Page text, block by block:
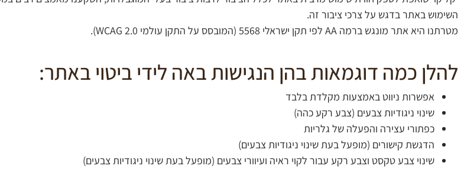
השימוש באתר בדגש על צרכי ציבור זה.
מטרתנו היא אתר מונגש ברמה AA לפי תקן ישראלי 5568 (המובסס על התקן עולמי WCAG 2.0).
להלן כמה דוגמאות בהן הנגישות באה לידי ביטוי באתר:
אפשרות ניווט באמצעות מקלדת בלבד
שינוי ניגודיות צבעים (צבע רקע כהה)
כפתורי עצירה והפעלה של גלריות
הדגשת קישורים (מופעל בעת שינוי ניגודיות צבעים)
שינוי צבע טקסט וצבע רקע עבור לקוי ראיה ועיוורי צבעים (מופעל בעת שינוי ניגודיות צבעים)